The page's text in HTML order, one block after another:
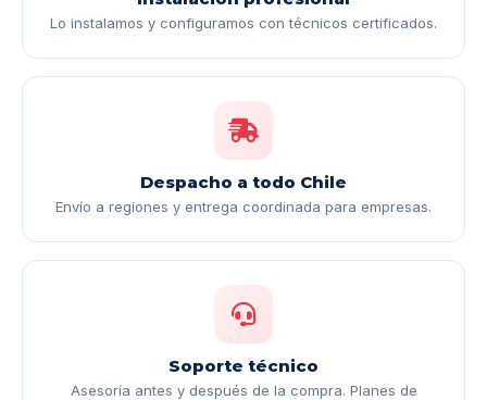
Lo instalamos y configuramos con técnicos certificados.
Despacho a todo Chile
Envío a regiones y entrega coordinada para empresas.
Soporte técnico
Asesoría antes y después de la compra. Planes de